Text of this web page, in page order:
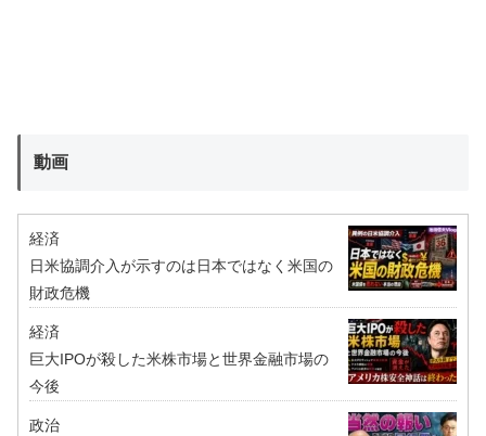
動画
経済
日米協調介入が示すのは日本ではなく米国の
財政危機
経済
巨大IPOが殺した米株市場と世界金融市場の
今後
政治